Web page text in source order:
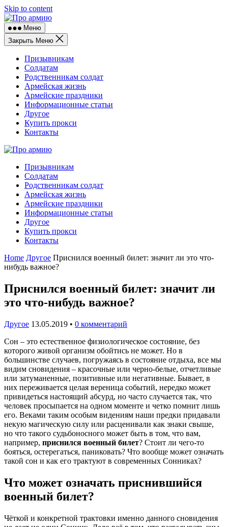
Skip to content
Меню
Закрыть Меню
Призывникам
Солдатам
Родственникам солдат
Армейская жизнь
Армейские праздники
Информационные статьи
Другое
Купить прокси
Контакты
Призывникам
Солдатам
Родственникам солдат
Армейская жизнь
Армейские праздники
Информационные статьи
Другое
Купить прокси
Контакты
Home Другое Приснился военный билет: значит ли это что-
нибудь важное?
Приснился военный билет: значит ли
это что-нибудь важное?
Другое 13.05.2019 • 0 комментарий
Сон – это естественное физиологическое состояние, без
которого живой организм обойтись не может. Но в
большинстве случаев, погружаясь в состояние отдыха, все мы
видим сновидения – красочные или черно-белые, отчетливые
или затуманенные, позитивные или негативные. Бывает, в
них переживается целая вереница событий, нередко может
привидеться настоящий абсурд, но часто случается так, что
человек просыпается на одном моменте и четко помнит лишь
его. Веками таким особым видениям наши предки придавали
некую магическую силу или расценивали как знаки свыше,
но что такого судьбоносного может быть в том, что вам,
например, приснился военный билет? Стоит ли чего-то
бояться, остерегаться, паниковать? Что вообще может означать
такой сон и как его трактуют в современных Сонниках?
Что может означать приснившийся
военный билет?
Чёткой и конкретной трактовки именно данного сновидения